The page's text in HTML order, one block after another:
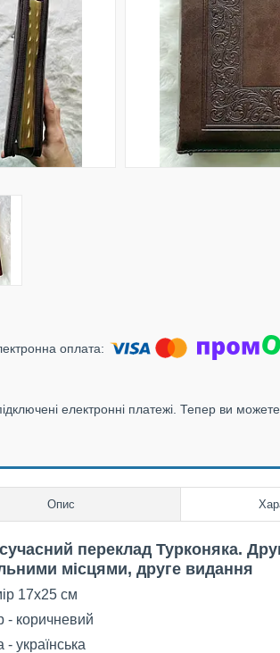
електронні платежі. Тепер ви
Опис
сучасний переклад Турконяка.
місцями, друге видання
17х25 см
- коричневий
- українська